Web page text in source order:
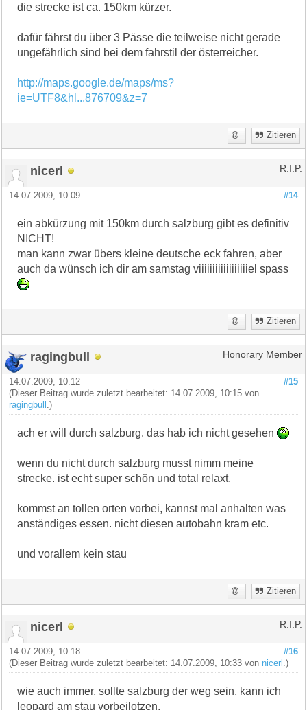
die strecke ist ca. 150km kürzer.
dafür fährst du über 3 Pässe die teilweise nicht gerade
ungefährlich sind bei dem fahrstil der österreicher.
http://maps.google.de/maps/ms?
ie=UTF8&hl...876709&z=7
Zitieren
nicerl R.I.P.
#14
14.07.2009, 10:09
ein abkürzung mit 150km durch salzburg gibt es definitiv
NICHT!
man kann zwar übers kleine deutsche eck fahren, aber
auch da wünsch ich dir am samstag viiiiiiiiiiiiiiiiiiel spass
Zitieren
ragingbull Honorary Member
#15
14.07.2009, 10:12
(Dieser Beitrag wurde zuletzt bearbeitet: 14.07.2009, 10:15 von
ragingbull
.)
ach er will durch salzburg. das hab ich nicht gesehen
wenn du nicht durch salzburg musst nimm meine
strecke. ist echt super schön und total relaxt.
kommst an tollen orten vorbei, kannst mal anhalten was
anständiges essen. nicht diesen autobahn kram etc.
und vorallem kein stau
Zitieren
nicerl R.I.P.
#16
14.07.2009, 10:18
(Dieser Beitrag wurde zuletzt bearbeitet: 14.07.2009, 10:33 von nicerl .)
wie auch immer, sollte salzburg der weg sein, kann ich
leopard am stau vorbeilotzen.